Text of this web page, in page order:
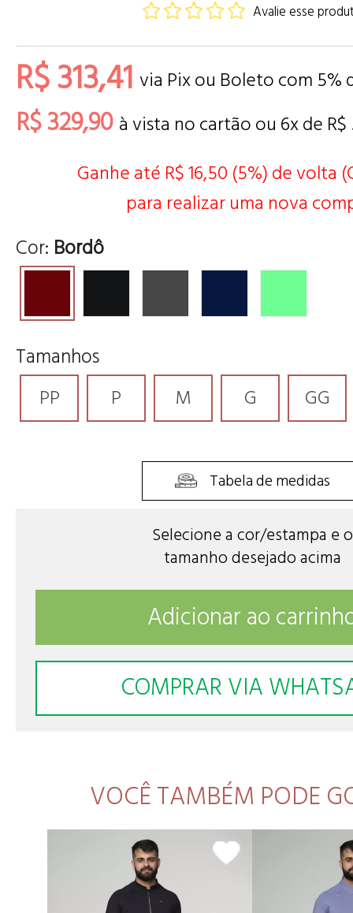
Avalie esse
R$ 313,41 via Pix ou Boleto com 5%
R$ 329,90 à vista no cartão ou 6x de
Ganhe até R$ 16,50 (5%) de volta
para realizar uma nova
Cor: Bordô
Tamanhos
PP P M G GG
Tabela de medidas
Selecione a cor/estampa e o
tamanho desejado acima
Adicionar ao
COMPRAR VIA
VOCÊ TAMBÉM PODE